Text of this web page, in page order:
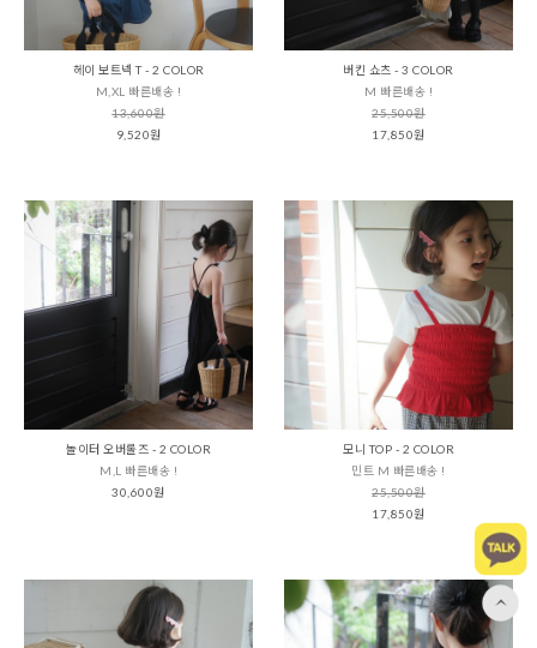
헤이 보트넥 T - 2 COLOR
M,XL 빠른배송 !
13,600원
9,520원
버킨 쇼츠 - 3 COLOR
M 빠른배송 !
25,500원
17,850원
놀이터 오버롤즈 - 2 COLOR
M,L 빠른배송 !
30,600원
모니 TOP - 2 COLOR
민트 M 빠른배송 !
25,500원
17,850원